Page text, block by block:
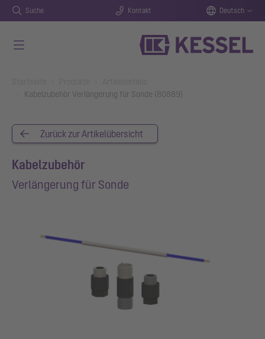
Suche Kontakt Deutsch
Kabelzubehör Verlängerung für Sonde (80889)
Zurück zur Artikelübersicht
Kabelzubehör
Verlängerung für Sonde